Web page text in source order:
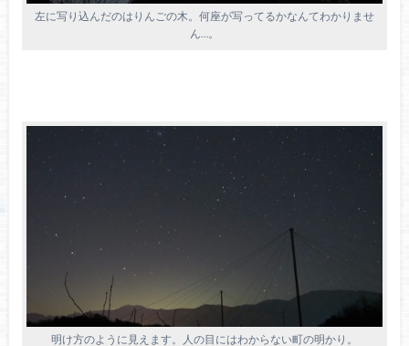
左に写り込んだのはりんごの木。何座が写ってるかなんてわかりませ
ん…。
明け方のように見えます。人の目にはわからない町の明かり。